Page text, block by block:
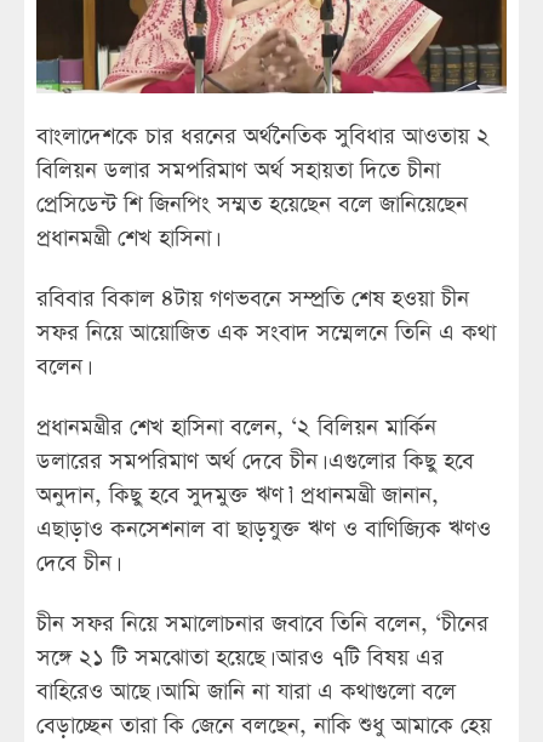
বাংলাদেশকে চার ধরনের অর্থনৈতিক সুবিধার আওতায় ২
বিলিয়ন ডলার সমপরিমাণ অর্থ সহায়তা দিতে চীনা
প্রেসিডেন্ট শি জিনপিং সম্মত হয়েছেন বলে জানিয়েছেন
প্রধানমন্ত্রী শেখ হাসিনা।
রবিবার বিকাল ৪টায় গণভবনে সম্প্রতি শেষ হওয়া চীন
সফর নিয়ে আয়োজিত এক সংবাদ সম্মেলনে তিনি এ কথা
বলেন।
প্রধানমন্ত্রীর শেখ হাসিনা বলেন, ‘২ বিলিয়ন মার্কিন
ডলারের সমপরিমাণ অর্থ দেবে চীন। এগুলোর কিছু হবে
অনুদান, কিছু হবে সুদমুক্ত ঋণ।’ প্রধানমন্ত্রী জানান,
এছাড়াও কনসেশনাল বা ছাড়যুক্ত ঋণ ও বাণিজ্যিক ঋণও
দেবে চীন।
চীন সফর নিয়ে সমালোচনার জবাবে তিনি বলেন, ‘চীনের
সঙ্গে ২১ টি সমঝোতা হয়েছে। আরও ৭টি বিষয় এর
বাহিরেও আছে। আমি জানি না যারা এ কথাগুলো বলে
বেড়াচ্ছেন তারা কি জেনে বলছেন, নাকি শুধু আমাকে হেয়